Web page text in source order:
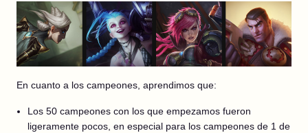
En cuanto a los campeones, aprendimos que:
Los 50 campeones con los que empezamos fueron
ligeramente pocos, en especial para los campeones de 1 de